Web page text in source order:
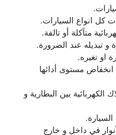
كل انواع السيارات.
متآكلة أو تالفة.
و تبديله عند الضرورة.
او تغيره.
مستوى أدائها
الكهربائية بين البطارية و
في داخل و خارج